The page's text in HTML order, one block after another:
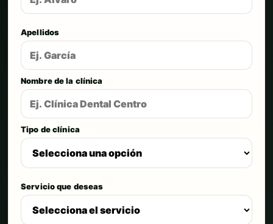
Apellidos
Nombre de la clínica
Tipo de clínica
Servicio que deseas